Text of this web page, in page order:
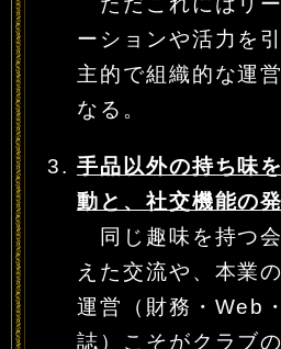
ーションや活力を
主的で組織的な運
なる。
手品以外の持ち味
動と、社交機能の発
同じ趣味を持つ
えた交流や、本業
運営（財務・Web
誌）こそがクラブ